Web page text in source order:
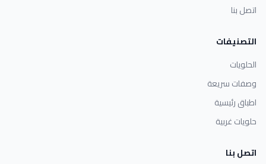
اتصل بنا
التصنيفات
الحلويات
وصفات سريعة
اطباق رئيسية
حلويات غربية
اتصل بنا